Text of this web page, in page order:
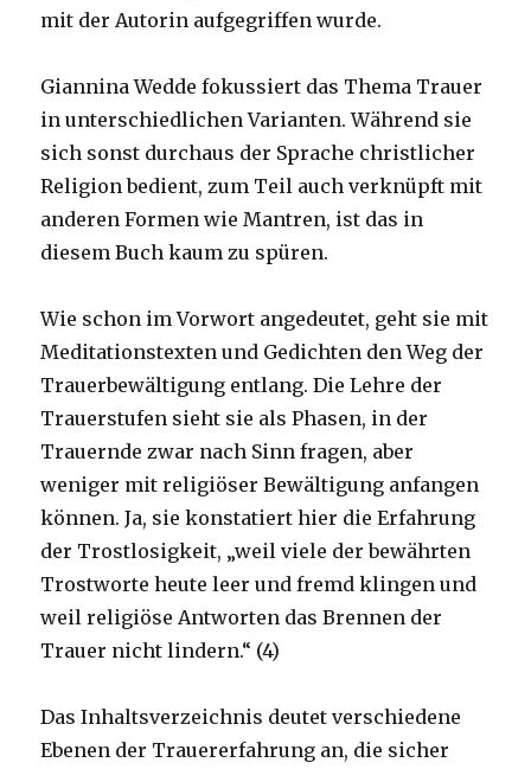
mit der Autorin aufgegriffen wurde.
Giannina Wedde fokussiert das Thema Trauer
in unterschiedlichen Varianten. Während sie
sich sonst durchaus der Sprache christlicher
Religion bedient, zum Teil auch verknüpft mit
anderen Formen wie Mantren, ist das in
diesem Buch kaum zu spüren.
Wie schon im Vorwort angedeutet, geht sie mit
Meditationstexten und Gedichten den Weg der
Trauerbewältigung entlang. Die Lehre der
Trauerstufen sieht sie als Phasen, in der
Trauernde zwar nach Sinn fragen, aber
weniger mit religiöser Bewältigung anfangen
können. Ja, sie konstatiert hier die Erfahrung
der Trostlosigkeit, „weil viele der bewährten
Trostworte heute leer und fremd klingen und
weil religiöse Antworten das Brennen der
Trauer nicht lindern.“ (4)
Das Inhaltsverzeichnis deutet verschiedene
Ebenen der Trauererfahrung an, die sicher